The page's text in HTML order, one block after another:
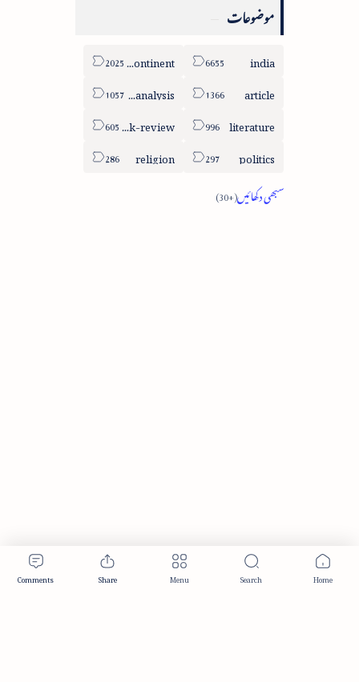
موضوعات
india
sub-continent
article
column-analysis
literature
book-review
politics
religion